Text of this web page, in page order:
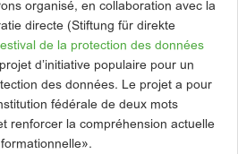
organisé, en collaboration avec la
directe (Stiftung für direkte
de la protection des données
d’initiative populaire pour un
des données. Le projet a pour
fédérale de deux mots
renforcer la compréhension actuelle